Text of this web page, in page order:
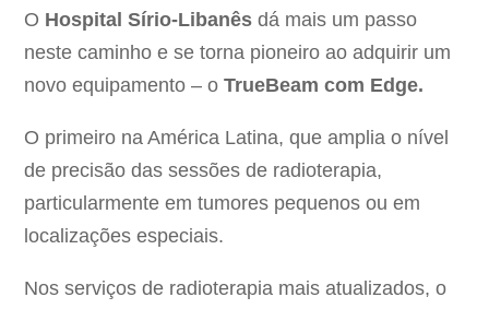
O Hospital Sírio-Libanês dá mais um passo
neste caminho e se torna pioneiro ao adquirir um
novo equipamento – o TrueBeam com Edge.
O primeiro na América Latina, que amplia o nível
de precisão das sessões de radioterapia,
particularmente em tumores pequenos ou em
localizações especiais.
Nos serviços de radioterapia mais atualizados, o